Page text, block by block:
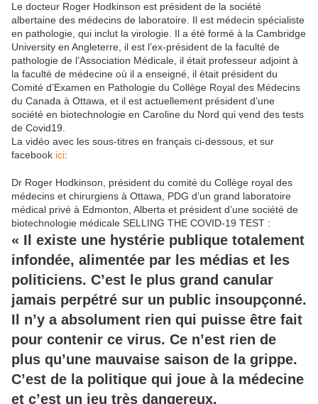
Le docteur Roger Hodkinson est président de la société
albertaine des médecins de laboratoire. Il est médecin spécialiste
en pathologie, qui inclut la virologie. Il a été formé à la Cambridge
University en Angleterre, il est l’ex-président de la faculté de
pathologie de l’Association Médicale, il était professeur adjoint à
la faculté de médecine où il a enseigné, il était président du
Comité d’Examen en Pathologie du Collège Royal des Médecins
du Canada à Ottawa, et il est actuellement président d’une
société en biotechnologie en Caroline du Nord qui vend des tests
de Covid19.
La vidéo avec les sous-titres en français ci-dessous, et sur
facebook ici:
Dr Roger Hodkinson, président du comité du Collège royal des
médecins et chirurgiens à Ottawa, PDG d’un grand laboratoire
médical privé à Edmonton, Alberta et président d’une société de
biotechnologie médicale SELLING THE COVID-19 TEST :
« Il existe une hystérie publique totalement
infondée, alimentée par les médias et les
politiciens. C’est le plus grand canular
jamais perpétré sur un public insoupçonné.
Il n’y a absolument rien qui puisse être fait
pour contenir ce virus. Ce n’est rien de
plus qu’une mauvaise saison de la grippe.
C’est de la politique qui joue à la médecine
et c’est un jeu très dangereux.